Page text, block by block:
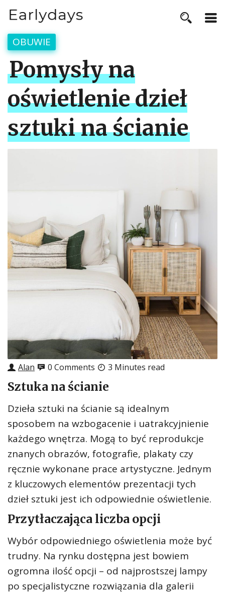
OBUWIE
Pomysły na
oświetlenie dzieł
sztuki na ścianie
Alan 0 Comments 3 Minutes read
Sztuka na ścianie
Dzieła sztuki na ścianie są idealnym
sposobem na wzbogacenie i uatrakcyjnienie
każdego wnętrza. Mogą to być reprodukcje
znanych obrazów, fotografie, plakaty czy
ręcznie wykonane prace artystyczne. Jednym
z kluczowych elementów prezentacji tych
dzieł sztuki jest ich odpowiednie oświetlenie.
Przytłaczająca liczba opcji
Wybór odpowiedniego oświetlenia może być
trudny. Na rynku dostępna jest bowiem
ogromna ilość opcji – od najprostszej lampy
po specjalistyczne rozwiązania dla galerii